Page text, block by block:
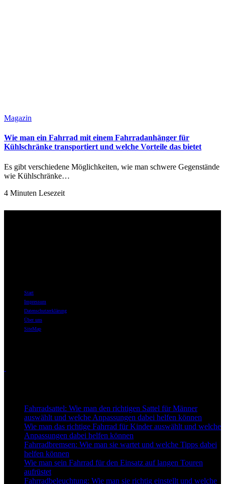
Magazin
Wie man ein Fahrrad mit einem Fahrradanhänger für
Kühlschränke transportiert und welche Vorteile das bietet
Es gibt verschiedene Möglichkeiten, wie man schwere Gegenstände
wie Kühlschränke…
4 Minuten Lesezeit
Start
Impressum
Datenschutzerklärung
Über uns
SiteMap
Fahrradsattel: Wie man den richtigen Sattel für Männer
auswählt und welche Anpassungen dabei helfen können
Wie man das richtige Fahrrad für Kinder auswählt und welche
Anpassungen dabei helfen können
Fahrradbremsen: Wie man sie wartet und welche Tipps dabei
helfen können
Wie man sein Fahrrad für den Einsatz auf langen Touren
aufrüstet
Fahrradbeleuchtung: Wie man sie richtig einstellt und welche